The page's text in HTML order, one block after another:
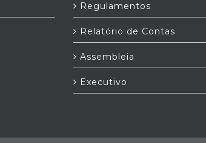
Regulamentos
Relatório de Contas
Assembleia
Executivo